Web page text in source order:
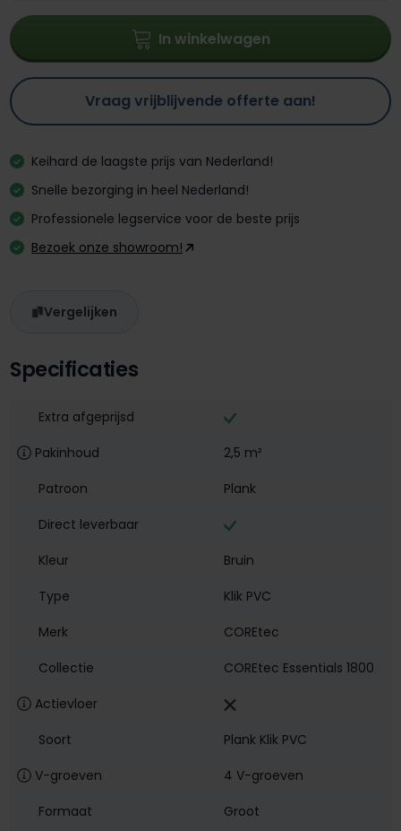
Specificaties
Extra afgeprijsd
Pakinhoud
2,5 m²
Patroon
Plank
Direct leverbaar
Kleur
Bruin
Type
Klik PVC
Merk
COREtec
Collectie
COREtec Essentials 1800
Actievloer
Soort
Plank Klik PVC
V-groeven
4 V-groeven
Formaat
Groot
In winkelwagen
Vraag vrijblijvende offerte aan!
Keihard de laagste prijs van Nederland!
Snelle bezorging in heel Nederland!
Professionele legservice voor de beste prijs
Bezoek onze showroom!
Vergelijken